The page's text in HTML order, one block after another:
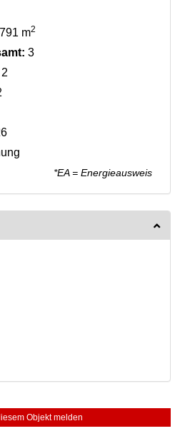
m2
3
2
*EA = Energieausweis
Objekt melden